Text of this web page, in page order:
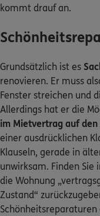
Sehen Sie auf
dem
Schaden- oder
Bequem online
kommt drauf an.
Grundsätzlich ist es
renovieren. Er muss
Fenster streichen und
Allerdings hat er die
im Mietvertrag auf
einer ausdrücklichen
Klauseln, gerade in
unwirksam. Finden
die Wohnung
Zustand“
Schönheitsreparaturen